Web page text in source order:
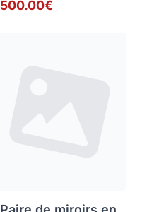
500.00€